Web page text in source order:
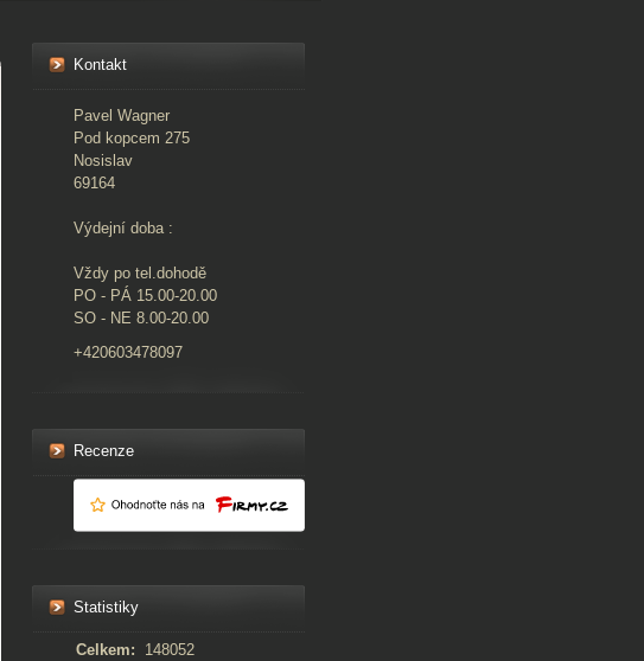
Kontakt
Pavel Wagner
Pod kopcem 275
Nosislav
69164
Výdejní doba :
Vždy po tel.dohodě
PO - PÁ 15.00-20.00
SO - NE 8.00-20.00
+420603478097
Recenze
Statistiky
Celkem:
148052